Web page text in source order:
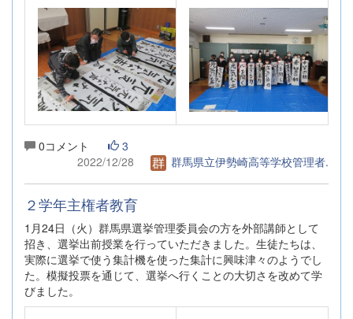
0コメント
3
2022/12/28
群馬県立伊勢崎高等学校管理者.
２学年主権者教育
1月24日（火）群馬県選挙管理委員会の方を外部講師として
招き、選挙出前授業を行っていただきました。生徒たちは、
実際に選挙で使う集計機を使った集計に興味津々のようでし
た。模擬投票を通じて、選挙へ行くことの大切さを改めて学
びました。